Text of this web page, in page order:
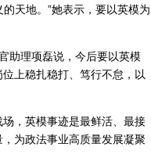
天地。”她表示，要以英模为
助理项磊说，今后要以英模
上稳扎稳打、笃行不怠，以
，英模事迹是最鲜活、最接
为政法事业高质量发展凝聚